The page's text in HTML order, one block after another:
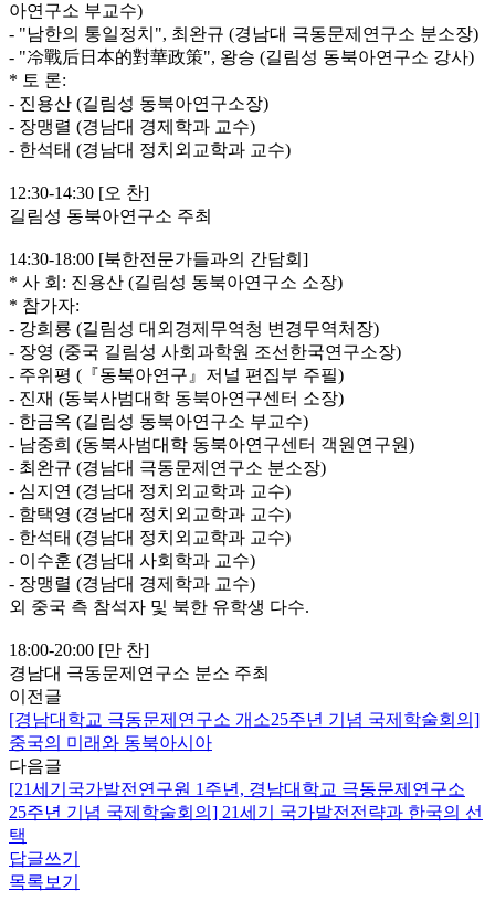
아연구소 부교수)
- "남한의 통일정치", 최완규 (경남대 극동문제연구소 분소장)
- "冷戰后日本的對華政策", 왕승 (길림성 동북아연구소 강사)
* 토 론:
- 진용산 (길림성 동북아연구소장)
- 장맹렬 (경남대 경제학과 교수)
- 한석태 (경남대 정치외교학과 교수)
12:30-14:30 [오 찬]
길림성 동북아연구소 주최
14:30-18:00 [북한전문가들과의 간담회]
* 사 회: 진용산 (길림성 동북아연구소 소장)
* 참가자:
- 강희룡 (길림성 대외경제무역청 변경무역처장)
- 장영 (중국 길림성 사회과학원 조선한국연구소장)
- 주위평 (『동북아연구』저널 편집부 주필)
- 진재 (동북사범대학 동북아연구센터 소장)
- 한금옥 (길림성 동북아연구소 부교수)
- 남중희 (동북사범대학 동북아연구센터 객원연구원)
- 최완규 (경남대 극동문제연구소 분소장)
- 심지연 (경남대 정치외교학과 교수)
- 함택영 (경남대 정치외교학과 교수)
- 한석태 (경남대 정치외교학과 교수)
- 이수훈 (경남대 사회학과 교수)
- 장맹렬 (경남대 경제학과 교수)
외 중국 측 참석자 및 북한 유학생 다수.
18:00-20:00 [만 찬]
경남대 극동문제연구소 분소 주최
이전글
[경남대학교 극동문제연구소 개소25주년 기념 국제학술회의]
중국의 미래와 동북아시아
다음글
[21세기국가발전연구원 1주년, 경남대학교 극동문제연구소
25주년 기념 국제학술회의] 21세기 국가발전전략과 한국의 선
택
답글쓰기
목록보기